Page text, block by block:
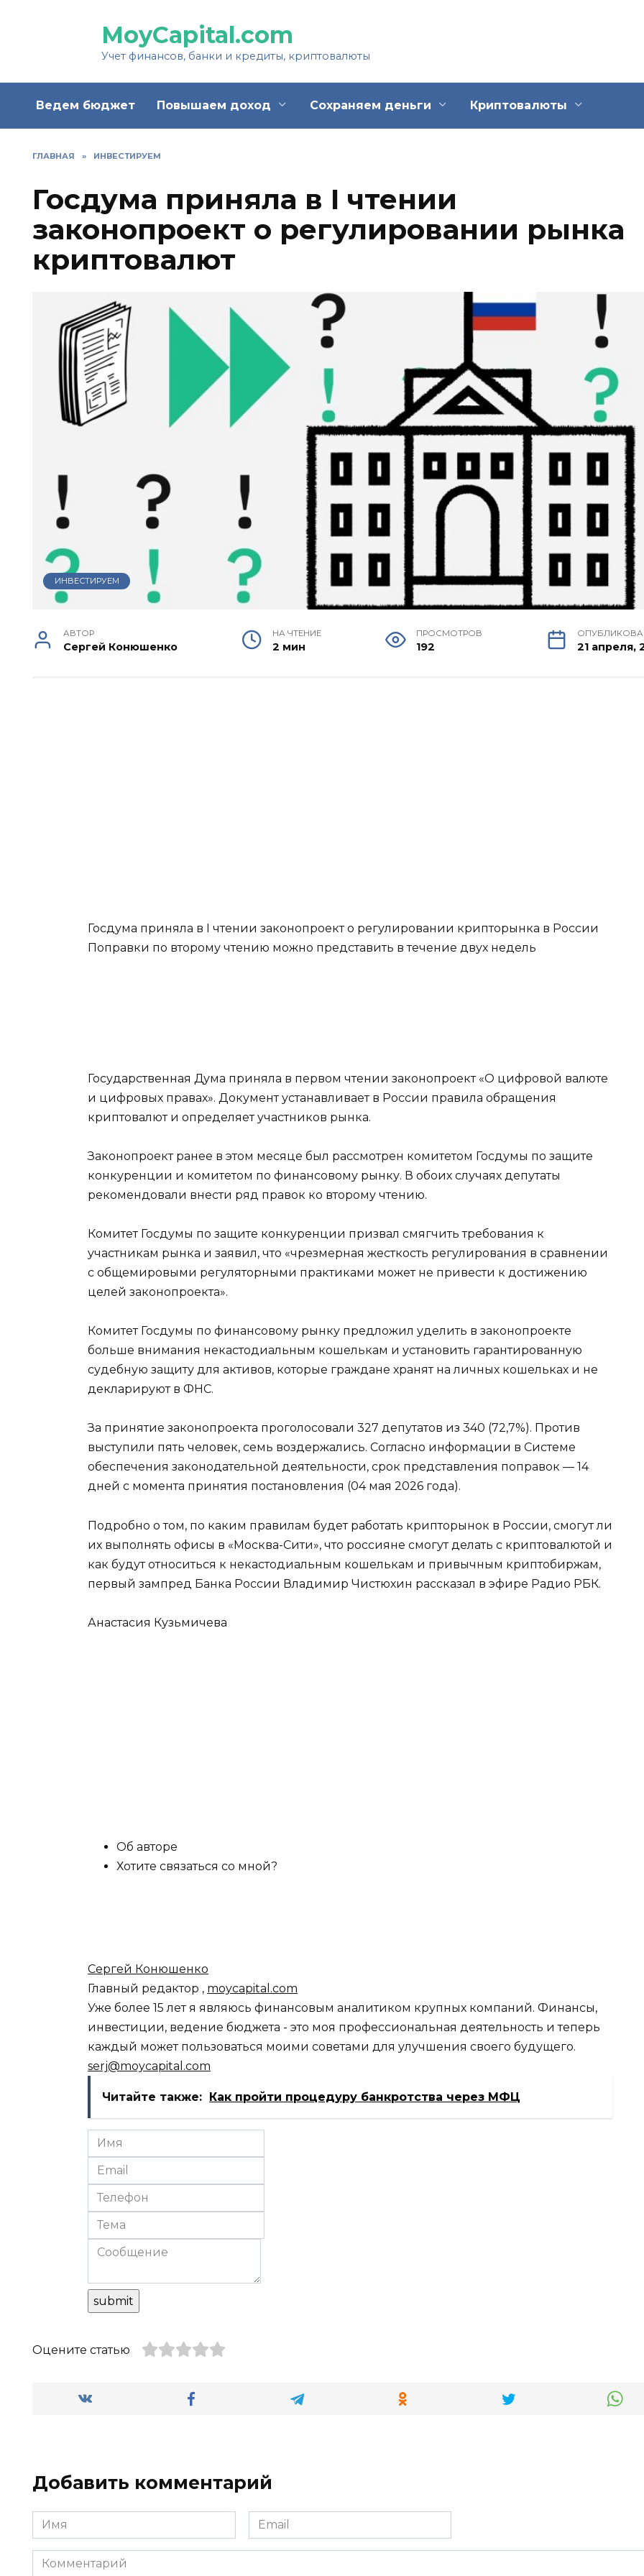
MoyCapital.com
Учет финансов, банки и кредиты, криптовалюты
Ведем бюджет Повышаем доход Сохраняем деньги Криптовалюты
ГЛАВНАЯ » ИНВЕСТИРУЕМ
Госдума приняла в I чтении
законопроект о регулировании рынка
криптовалют
ИНВЕСТИРУЕМ
АВТОР
Сергей Конюшенко
НА ЧТЕНИЕ
2 мин
ПРОСМОТРОВ
192 21 апреля,
Госдума приняла в I чтении законопроект о регулировании крипторынка в России
Поправки по второму чтению можно представить в течение двух недель
Государственная Дума приняла в первом чтении законопроект «О цифровой валюте
и цифровых правах». Документ устанавливает в России правила обращения
криптовалют и определяет участников рынка.
Законопроект ранее в этом месяце был рассмотрен комитетом Госдумы по защите
конкуренции и комитетом по финансовому рынку. В обоих случаях депутаты
рекомендовали внести ряд правок ко второму чтению.
Комитет Госдумы по защите конкуренции призвал смягчить требования к
участникам рынка и заявил, что «чрезмерная жесткость регулирования в сравнении
с общемировыми регуляторными практиками может не привести к достижению
целей законопроекта».
Комитет Госдумы по финансовому рынку предложил уделить в законопроекте
больше внимания некастодиальным кошелькам и установить гарантированную
судебную защиту для активов, которые граждане хранят на личных кошельках и не
декларируют в ФНС.
За принятие законопроекта проголосовали 327 депутатов из 340 (72,7%). Против
выступили пять человек, семь воздержались. Согласно информации в Системе
обеспечения законодательной деятельности, срок представления поправок — 14
дней с момента принятия постановления (04 мая 2026 года).
Подробно о том, по каким правилам будет работать крипторынок в России, смогут ли
их выполнять офисы в «Москва-Сити», что россияне смогут делать с криптовалютой и
как будут относиться к некастодиальным кошелькам и привычным криптобиржам,
первый зампред Банка России Владимир Чистюхин рассказал в эфире Радио РБК.
Анастасия Кузьмичева
Об авторе
Хотите связаться со мной?
Сергей Конюшенко
Главный редактор , moycapital.com
Уже более 15 лет я являюсь финансовым аналитиком крупных компаний. Финансы,
инвестиции, ведение бюджета - это моя профессиональная деятельность и теперь
каждый может пользоваться моими советами для улучшения своего будущего.
serj@moycapital.com
Читайте также: Как пройти процедуру банкротства через МФЦ
Оцените статью
Добавить комментарий
Имя Email
Комментарий